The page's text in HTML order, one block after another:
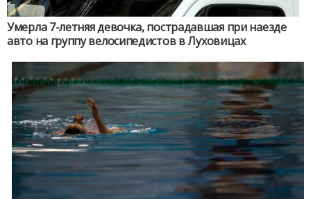
Умерла 7-летняя девочка, пострадавшая при наезде
авто на группу велосипедистов в Луховицах